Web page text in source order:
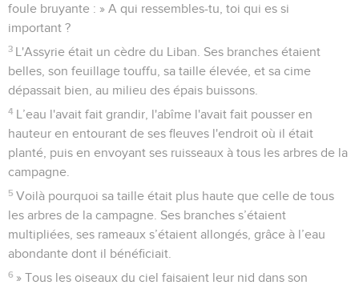
foule bruyante : » A qui ressembles-tu, toi qui es si
important ?
3 L'Assyrie était un cèdre du Liban. Ses branches étaient
belles, son feuillage touffu, sa taille élevée, et sa cime
dépassait bien, au milieu des épais buissons.
4 L’eau l'avait fait grandir, l'abîme l'avait fait pousser en
hauteur en entourant de ses fleuves l'endroit où il était
planté, puis en envoyant ses ruisseaux à tous les arbres de la
campagne.
5 Voilà pourquoi sa taille était plus haute que celle de tous
les arbres de la campagne. Ses branches s’étaient
multipliées, ses rameaux s’étaient allongés, grâce à l’eau
abondante dont il bénéficiait.
6 » Tous les oiseaux du ciel faisaient leur nid dans son